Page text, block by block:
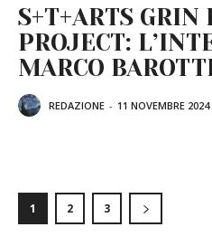
S+T+ARTS GRIN
PROJECT:
MARCO
REDAZIONE - 11 NOVEMBRE 2024
1 2 3